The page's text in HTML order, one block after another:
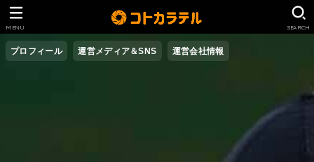
プロフィール 運営メディア＆SNS 運営会社情報
SEARCH
MENU